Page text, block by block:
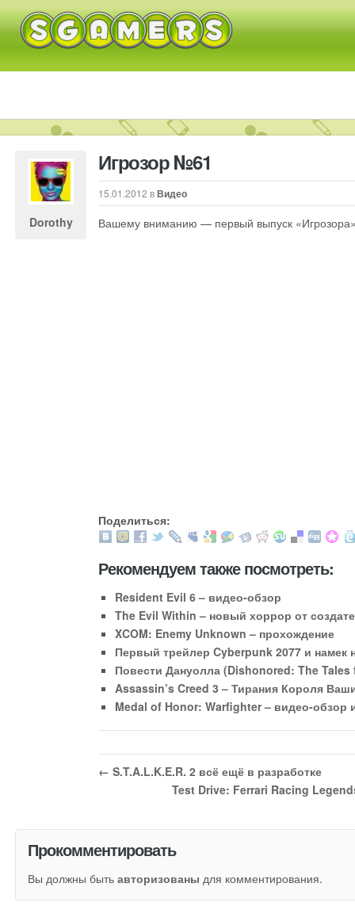
Dorothy
Игрозор №61
15.01.2012 вВидео
Вашему вниманию — первый выпуск
Поделиться:
Рекомендуем также посмотреть:
Resident Evil 6 – видео-обзор
The Evil Within – новый хоррор от
XCOM: Enemy Unknown – прохождение
Первый трейлер Cyberpunk 2077 и намек
Повести Дануолла (Dishonored: The Tales
Assassin’s Creed 3 – Тирания Короля
Medal of Honor: Warfighter – видео-обзор
← S.T.A.L.K.E.R. 2 всё ещё в разработке
Test Drive: Ferrari Racing
Прокомментировать
Вы должны быть авторизованы для комментирования.